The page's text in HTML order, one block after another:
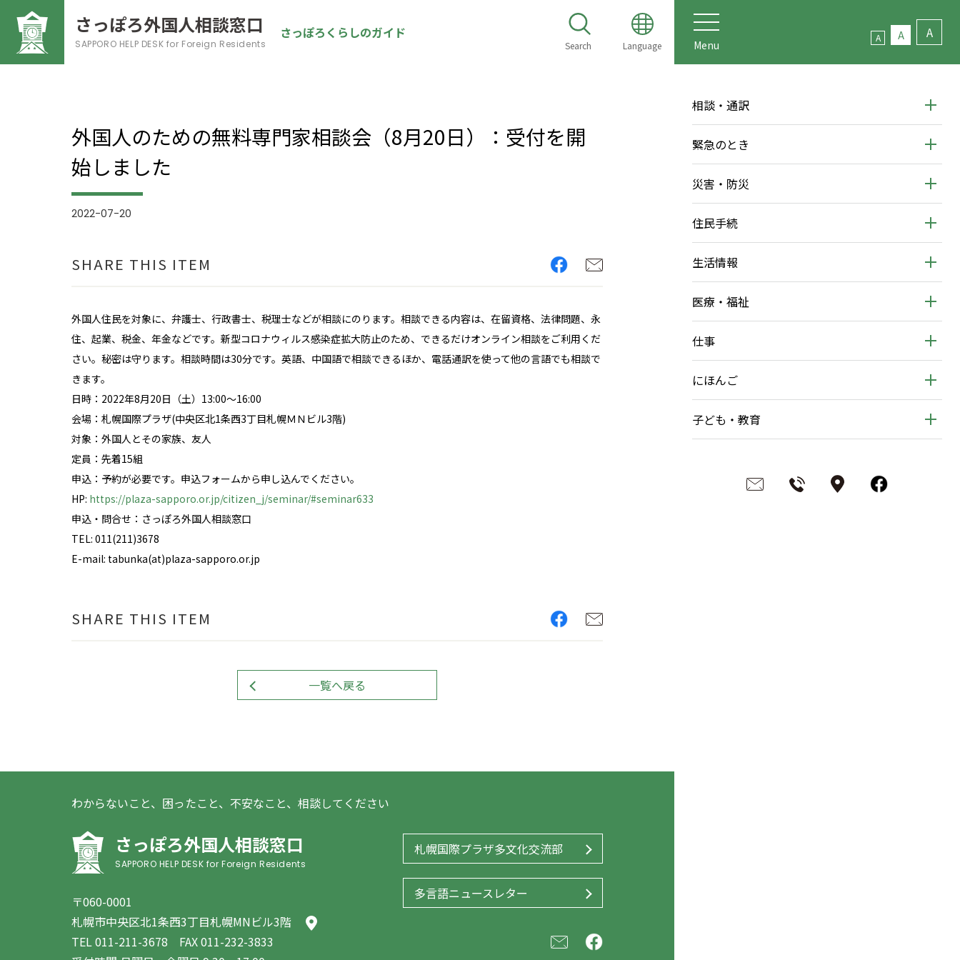
さっぽろ外国人相談窓口
SAPPORO HELP DESK for Foreign Residents
さっぽろくらしのガイド
Search Language Menu
A A A
相談・通訳
緊急のとき
災害・防災
住民手続
生活情報
医療・福祉
仕事
にほんご
子ども・教育
外国人のための無料専門家相談会（8月20日）：受付を開
始しました
2022-07-20
SHARE THIS ITEM
外国人住民を対象に、弁護士、行政書士、税理士などが相談にのります。相談できる内容は、在留資格、法律問題、永
住、起業、税金、年金などです。新型コロナウィルス感染症拡大防止のため、できるだけオンライン相談をご利用くだ
さい。秘密は守ります。相談時間は30分です。英語、中国語で相談できるほか、電話通訳を使って他の言語でも相談で
きます。
日時：2022年8月20日（土）13:00～16:00
会場：札幌国際プラザ(中央区北1条西3丁目札幌ＭＮビル3階)
対象：外国人とその家族、友人
定員：先着15組
申込：予約が必要です。申込フォームから申し込んでください。
HP: https://plaza-sapporo.or.jp/citizen_j/seminar/#seminar633
申込・問合せ：さっぽろ外国人相談窓口
TEL: 011(211)3678
E-mail: tabunka(at)plaza-sapporo.or.jp
SHARE THIS ITEM
一覧へ戻る
わからないこと、困ったこと、不安なこと、相談してください
さっぽろ外国人相談窓口
SAPPORO HELP DESK for Foreign Residents
〒060-0001
札幌市中央区北1条西3丁目札幌MNビル3階
TEL 011-211-3678 FAX 011-232-3833
札幌国際プラザ多文化交流部
多言語ニュースレター